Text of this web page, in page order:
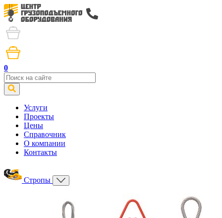
0
Услуги
Проекты
Цены
Справочник
О компании
Контакты
Стропы